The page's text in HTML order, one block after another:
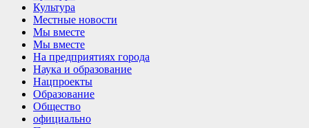
Культура
Местные новости
Мы вместе
Мы вместе
На предприятиях города
Наука и образование
Нацпроекты
Образование
Общество
официально